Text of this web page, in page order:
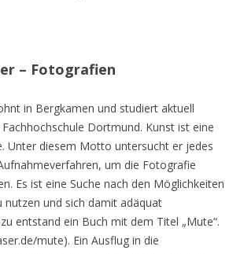
– Fotografien
in Bergkamen und studiert aktuell
Dortmund. Kunst ist eine
Unter diesem Motto untersucht er jedes
um die Fotografie
Es ist eine Suche nach den Möglichkeiten
nutzen und sich damit adäquat
entstand ein Buch mit dem Titel „Mute“.
mute). Ein Ausflug in die